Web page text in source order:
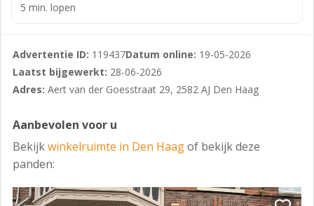
Vloeroppervlak
m² BVO, onderverdeeld als volgt:
- Begane grond: circa 92 m² BVO
Frontbreedte
Circa 15 meter.
5 min. lopen
Advertentie ID: 119437Datum online: 19-05-2026
Laatst bijgewerkt: 28-06-2026
Adres: Aert van der Goesstraat 29, 2582 AJ Den Haag
Aanbevolen voor u
Bekijkwinkelruimte in Den Haagof bekijk deze
panden: